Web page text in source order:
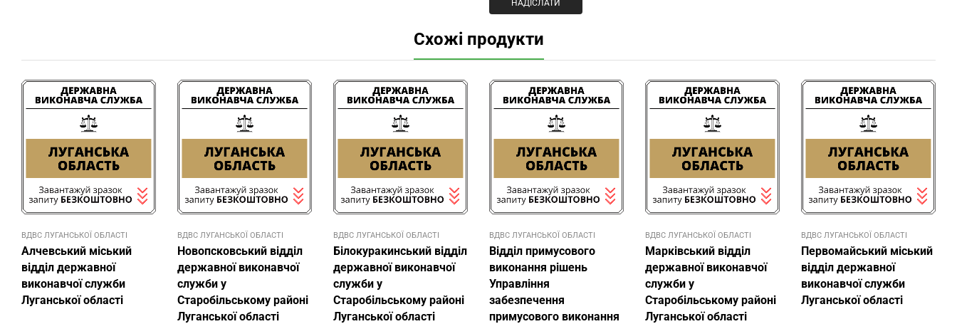
Схожі продукти
ВДВС ЛУГАНСЬКОЇ ОБЛАСТІ
Алчевський міський
відділ державної
виконавчої служби
Луганської області
ВДВС ЛУГАНСЬКОЇ ОБЛАСТІ
Новопсковський відділ
державної виконавчої
служби у
Старобільському районі
Луганської області
ВДВС ЛУГАНСЬКОЇ ОБЛАСТІ
Білокуракинський відділ
державної виконавчої
служби у
Старобільському районі
Луганської області
ВДВС ЛУГАНСЬКОЇ ОБЛАСТІ
Відділ примусового
виконання рішень
Управління
забезпечення
примусового виконання
ВДВС ЛУГАНСЬКОЇ ОБЛАСТІ
Марківський відділ
державної виконавчої
служби у
Старобільському районі
Луганської області
ВДВС ЛУГАНСЬКОЇ ОБЛАСТІ
Первомайський міський
відділ державної
виконавчої служби
Луганської області